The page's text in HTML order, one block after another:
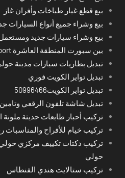
بيع قطع غيار طباخات وأفران غاز
بيع وشراء جميع أنواع السيارات
بيع وشراء سيارات جديد
بين سبورت المنطقة العاشرة Bein sport في الكويت
تبديل بطاريات سيارات مدينة
تبديل تواير الكويت فوري
تبديل تواير الكويت50996466
تبديل شاشة تلفون الرقعي
تركيب أحبار طابعات حديثة ملونة
تركيب خيام للأفراح
تركيب دكتات تكييف مركزي
حولي
تركيب ستالايت هندي الفنطاس